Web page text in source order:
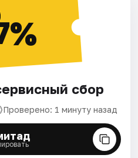
сбор
Проверено: 1 минуту назад